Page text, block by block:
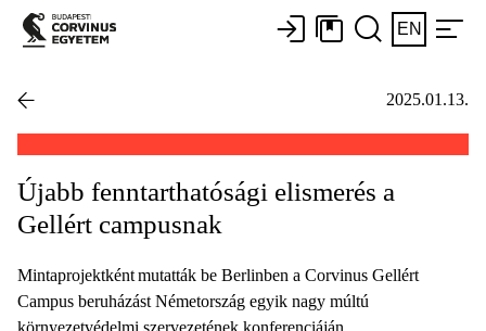
EN
2025.01.13.
Újabb fenntarthatósági elismerés a
Gellért campusnak
Mintaprojektként mutatták be Berlinben a Corvinus Gellért
Campus beruházást Németország egyik nagy múltú
környezetvédelmi szervezetének konferenciáján.